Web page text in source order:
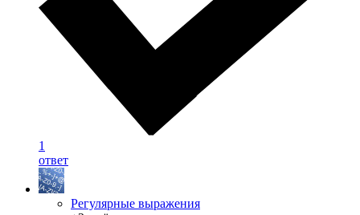
1
ответ
Регулярные выражения